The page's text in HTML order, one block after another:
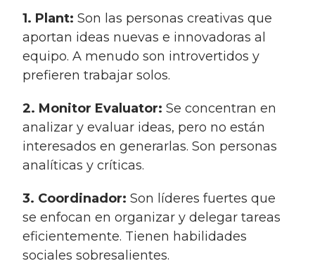
1. Plant: Son las personas creativas que
aportan ideas nuevas e innovadoras al
equipo. A menudo son introvertidos y
prefieren trabajar solos.
2. Monitor Evaluator: Se concentran en
analizar y evaluar ideas, pero no están
interesados en generarlas. Son personas
analíticas y críticas.
3. Coordinador: Son líderes fuertes que
se enfocan en organizar y delegar tareas
eficientemente. Tienen habilidades
sociales sobresalientes.